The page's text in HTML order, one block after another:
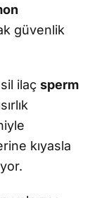
güvenlik
ilaç sperm
kıyasla